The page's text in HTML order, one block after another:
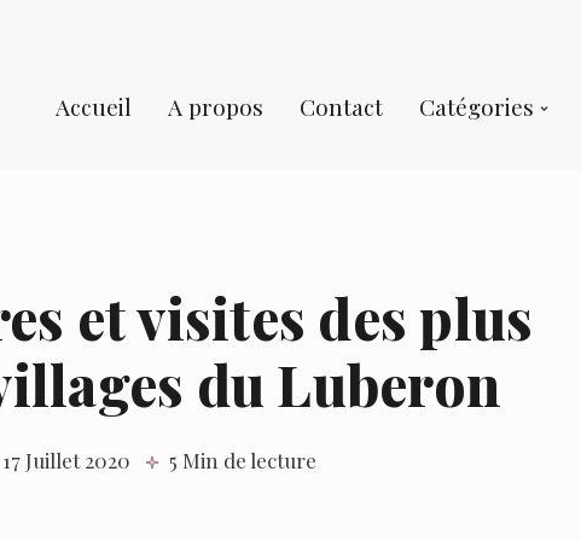
Accueil A propos Contact Catégories
et visites des plus
du Luberon
17 Juillet 2020 5 Min de lecture